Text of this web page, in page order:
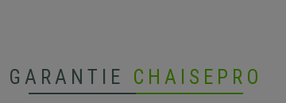
GARANTIE CHAISEPRO